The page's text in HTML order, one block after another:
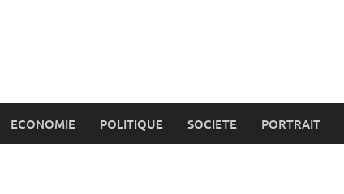
ECONOMIE POLITIQUE SOCIETE PORTRAIT